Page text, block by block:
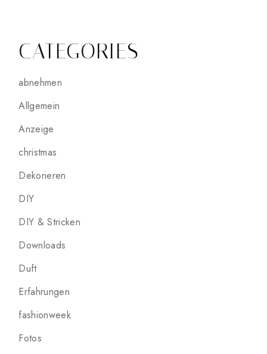
CATEGORIES
abnehmen
Allgemein
Anzeige
christmas
Dekorieren
DIY
DIY & Stricken
Downloads
Duft
Erfahrungen
fashionweek
Fotos